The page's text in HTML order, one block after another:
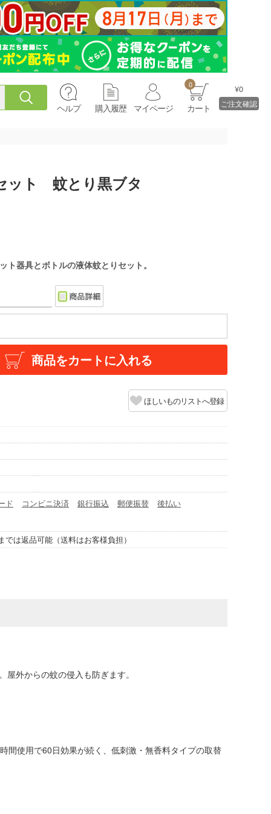
ヘルプ 購入履歴 マイページ
0
カート
¥0
ご注文確認
ット 蚊とり黒ブタ
器具とボトルの液体蚊とりセット。
商品をカートに入れる
ほしいものリストへ登録
ド コンビニ決済 銀行振込 郵便振替
後払い
では返品可能（送料はお客様負担）
外からの蚊の侵入も防ぎます。
間使用で60日効果が続く、低刺激・無香料タイプの取替